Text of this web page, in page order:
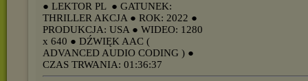
● LEKTOR PL ● GATUNEK:
THRILLER AKCJA ● ROK: 2022 ●
PRODUKCJA: USA ● WIDEO: 1280
x 640 ● DŹWIĘK AAC (
ADVANCED AUDIO CODING ) ●
CZAS TRWANIA: 01:36:37